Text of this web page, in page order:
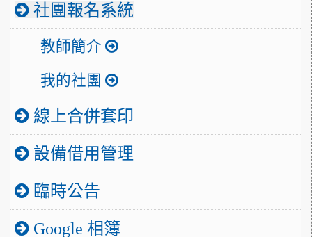
社團報名系統
教師簡介
我的社團
線上合併套印
設備借用管理
臨時公告
Google 相簿